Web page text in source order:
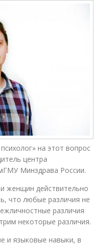
на этот вопрос
центра
Минздрава России.
женщин действительно
что любые различия не
различия
некоторые различия.
и языковые навыки, в